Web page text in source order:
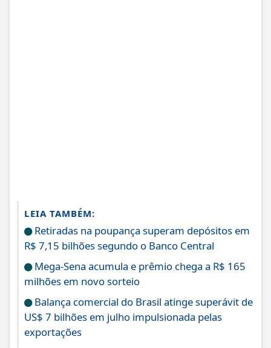
LEIA TAMBÉM:
Retiradas na poupança superam depósitos em
R$ 7,15 bilhões segundo o Banco Central
Mega-Sena acumula e prêmio chega a R$ 165
milhões em novo sorteio
Balança comercial do Brasil atinge superávit de
US$ 7 bilhões em julho impulsionada pelas
exportações